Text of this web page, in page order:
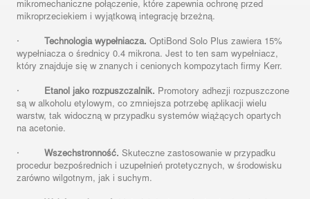
mikromechaniczne połączenie, które zapewnia ochronę przed
mikroprzeciekiem i wyjątkową integrację brzeżną.
· Technologia wypełniacza. OptiBond Solo Plus zawiera 15%
wypełniacza o średnicy 0.4 mikrona. Jest to ten sam wypełniacz,
który znajduje się w znanych i cenionych kompozytach firmy Kerr.
· Etanol jako rozpuszczalnik. Promotory adhezji rozpuszczone
są w alkoholu etylowym, co zmniejsza potrzebę aplikacji wielu
warstw, tak widoczną w przypadku systemów wiążących opartych
na acetonie.
· Wszechstronność. Skuteczne zastosowanie w przypadku
procedur bezpośrednich i uzupełnień protetycznych, w środowisku
zarówno wilgotnym, jak i suchym.